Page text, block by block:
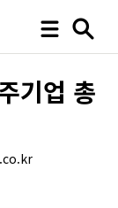
기업 총